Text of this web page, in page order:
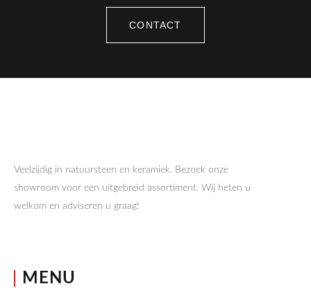
CONTACT
Veelzijdig in natuursteen en keramiek. Bezoek onze
showroom voor een uitgebreid assortiment. Wij heten u
welkom en adviseren u graag!
MENU